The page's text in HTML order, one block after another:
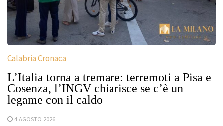
Calabria Cronaca
L’Italia torna a tremare: terremoti a Pisa e
Cosenza, l’INGV chiarisce se c’è un
legame con il caldo
4 AGOSTO 2026